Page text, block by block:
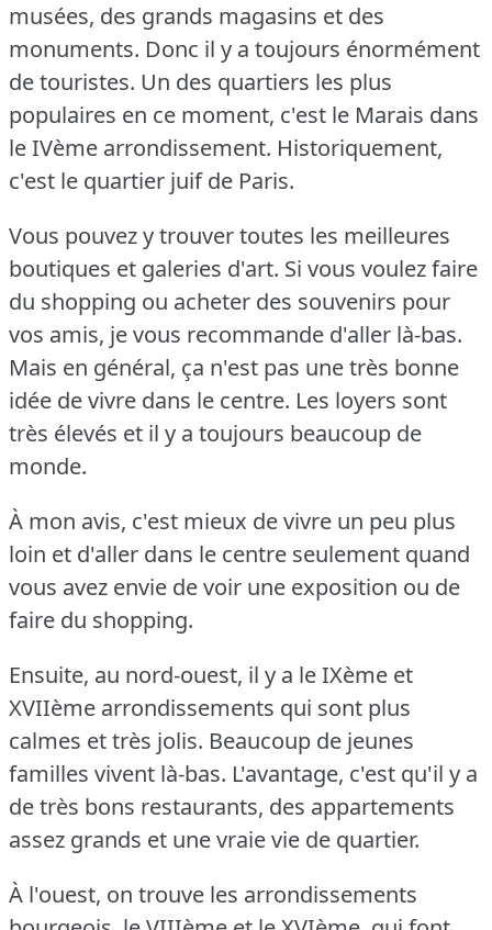
musées, des grands magasins et des
monuments. Donc il y a toujours énormément
de touristes. Un des quartiers les plus
populaires en ce moment, c'est le Marais dans
le IVème arrondissement. Historiquement,
c'est le quartier juif de Paris.
Vous pouvez y trouver toutes les meilleures
boutiques et galeries d'art. Si vous voulez faire
du shopping ou acheter des souvenirs pour
vos amis, je vous recommande d'aller là-bas.
Mais en général, ça n'est pas une très bonne
idée de vivre dans le centre. Les loyers sont
très élevés et il y a toujours beaucoup de
monde.
À mon avis, c'est mieux de vivre un peu plus
loin et d'aller dans le centre seulement quand
vous avez envie de voir une exposition ou de
faire du shopping.
Ensuite, au nord-ouest, il y a le IXème et
XVIIème arrondissements qui sont plus
calmes et très jolis. Beaucoup de jeunes
familles vivent là-bas. L'avantage, c'est qu'il y a
de très bons restaurants, des appartements
assez grands et une vraie vie de quartier.
À l'ouest, on trouve les arrondissements